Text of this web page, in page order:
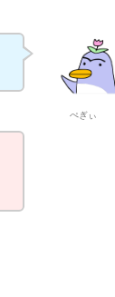
ぺぎぃ